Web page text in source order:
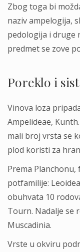
Zbog toga bi
naziv ampelogija,
pedologija i druge
predmet se zove
Poreklo i
Vinova loza
Ampelideae,
mali broj vrsta se
plod koristi za
Prema Planchonu,
potfamilije:
obuhvata 10
Tourn. Nadalje se
Muscadinia.
Vrste u okviru